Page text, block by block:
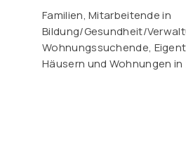
Familien, Mitarbeitende in
Bildung/Gesundheit/
Wohnungssuchende,
Häusern und Wohnungen